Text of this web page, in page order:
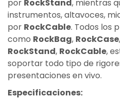
por RockStand, mientras
instrumentos, altavoces,
por RockCable. Todos los
como RockBag, RockCase,
RockStand, RockCable,
soportar todo tipo de
presentaciones en vivo.
Especificaciones: